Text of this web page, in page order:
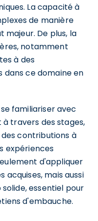
La capacité à
de manière
majeur. De plus, la
notamment
à des
ce domaine en
familiariser avec
à travers des stages,
contributions à
expériences
d'appliquer
acquises, mais aussi
essentiel pour
d'embauche.